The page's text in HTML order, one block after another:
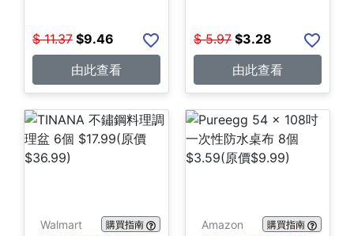
$ 11.37 $9.46
由此查看
$ 5.97 $3.28
由此查看
Walmart 購買指南 Amazon 購買指南